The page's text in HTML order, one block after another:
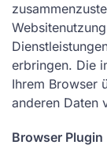
erbringen. Die
Ihrem Browser
anderen Daten
Browser Plugin